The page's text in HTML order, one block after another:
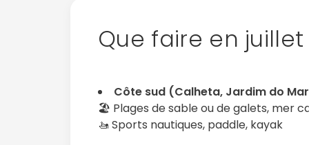
Que faire en
Côte sud (Calheta, Jardim do
🏖️ Plages de sable ou de galets, mer
🚤 Sports nautiques, paddle, kayak